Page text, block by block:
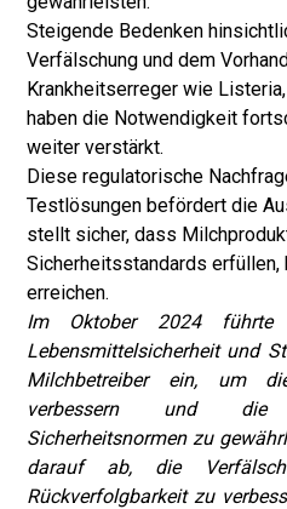
Steigende Bedenken
Verfälschung und dem
Krankheitserreger wie
haben die Notwendigkeit
weiter verstärkt.
Diese regulatorische
Testlösungen befördert die
stellt sicher, dass
Sicherheitsstandards
erreichen.
Im Oktober 2024 führte
Lebensmittelsicherheit und
Milchbetreiber ein, um
verbessern und die
Sicherheitsnormen zu
darauf ab, die
Rückverfolgbarkeit zu